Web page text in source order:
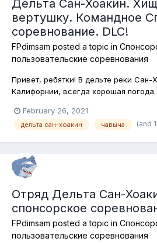
Дельта Сан-Хоакин.
вертушку. Командное
соревнование. DLC!
FPdimsam posted a topic in
пользовательские соревнования
Привет, ребятки! В дельте реки Сан-
Калифорнии, всегда хорошая
соревнований , то есть мне, при
необходимо усложнить себе (и не
February 26, 2021
дельта сан-хоакин чавыча (and
Отряд Дельта Сан-
спонсорское
FPdimsam posted a topic in
пользовательские соревнования